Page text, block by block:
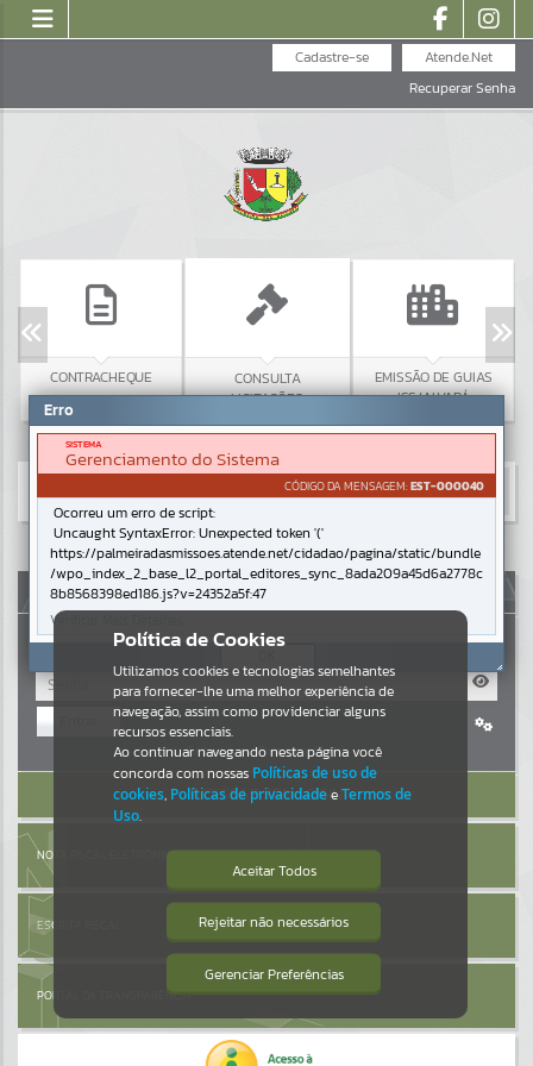
Atende.Net
Cadastre-se
Recuperar Senha
CONTRACHEQUE
CONSULTA
LICITAÇÕES
EMISSÃO DE GUIAS
ISS/ALVARÁ
Resultados para""
Portais
Por favor, aguarde...
NOTÍCIAS
Por favor, aguarde...
Por favor, aguarde...
Por favor, aguarde...
AUTOATENDIMENTO
Cadastre-se|Recuperar Senha
ACESSAR SEM LOGIN
NOTA FISCAL ELETRÔNICA
ESCRITA FISCAL
PORTAL DA TRANSPARÊNCIA
Política de Cookies
Utilizamos cookies e tecnologias semelhantes
para fornecer-lhe uma melhor experiência de
navegação, assim como providenciar alguns
recursos essenciais.
Ao continuar navegando nesta página você
concorda com nossas Políticas de uso de
cookies, Políticas de privacidadeeTermos de
Uso.
Aceitar Todos
Rejeitar não necessários
Gerenciar Preferências
Isto significa que diversos recursos
Erro
SISTEMA
Gerenciamento do Sistema
CÓDIGO DA MENSAGEM:EST-000040
Ocorreu um erro de script:
Uncaught SyntaxError: Unexpected token '('
https://palmeiradasmissoes.atende.net/cidadao/pagina/static/bundle
/wpo_index_2_base_l2_portal_editores_sync_8ada209a45d6a2778c
8b8568398ed186.js?v=24352a5f:47
Verificar Mais Detalhes